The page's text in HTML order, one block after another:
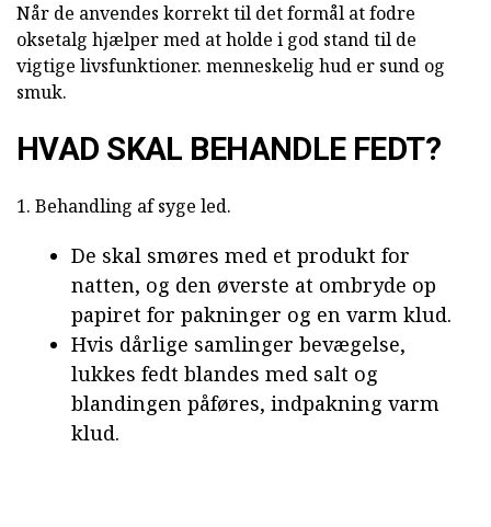
Når de anvendes korrekt til det formål at fodre
oksetalg hjælper med at holde i god stand til de
vigtige livsfunktioner. menneskelig hud er sund og
smuk.
HVAD SKAL BEHANDLE FEDT?
1. Behandling af syge led.
De skal smøres med et produkt for
natten, og den øverste at ombryde op
papiret for pakninger og en varm klud.
Hvis dårlige samlinger bevægelse,
lukkes fedt blandes med salt og
blandingen påføres, indpakning varm
klud.